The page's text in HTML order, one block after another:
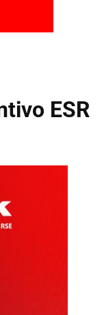
ESR